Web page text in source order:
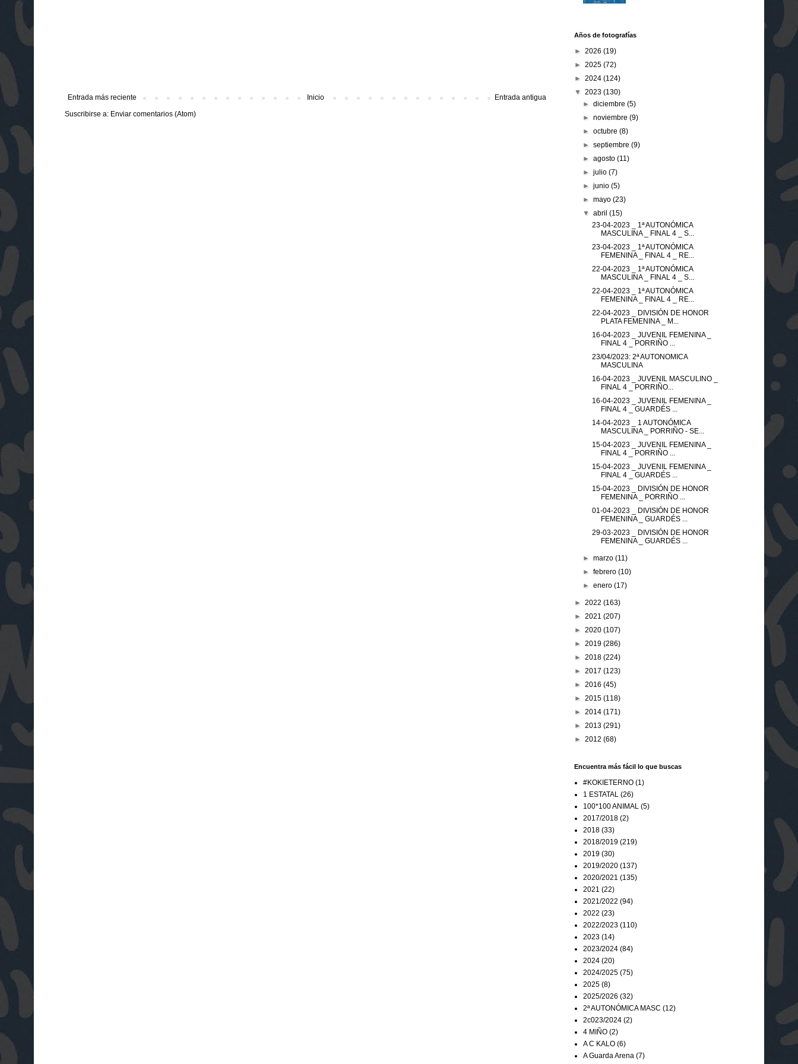
Entrada más reciente Entrada antigua
Inicio
Suscribirse a: Enviar comentarios (Atom)
Años de fotografías
► 2026 (19)
► 2025 (72)
► 2024 (124)
▼ 2023 (130)
►diciembre(5)
►noviembre(9)
►octubre(8)
►septiembre(9)
►agosto(11)
►julio(7)
►junio(5)
►mayo(23)
▼abril(15)
23-04-2023 _ 1ª AUTONÓMICA
MASCULINA _ FINAL 4 _ S...
23-04-2023 _ 1ª AUTONÓMICA
FEMENINA _ FINAL 4 _ RE...
22-04-2023 _ 1ª AUTONÓMICA
MASCULINA _ FINAL 4 _ S...
22-04-2023 _ 1ª AUTONÓMICA
FEMENINA _ FINAL 4 _ RE...
22-04-2023 _ DIVISIÓN DE HONOR
PLATA FEMENINA _ M...
16-04-2023 _ JUVENIL FEMENINA _
FINAL 4 _ PORRIÑO ...
23/04/2023: 2ª AUTONOMICA
MASCULINA
16-04-2023 _ JUVENIL MASCULINO _
FINAL 4 _ PORRIÑO...
16-04-2023 _ JUVENIL FEMENINA _
FINAL 4 _ GUARDÉS ...
14-04-2023 _ 1 AUTONÓMICA
MASCULINA _ PORRIÑO - SE...
15-04-2023 _ JUVENIL FEMENINA _
FINAL 4 _ PORRIÑO ...
15-04-2023 _ JUVENIL FEMENINA _
FINAL 4 _ GUARDÉS ...
15-04-2023 _ DIVISIÓN DE HONOR
FEMENINA _ PORRIÑO ...
01-04-2023 _ DIVISIÓN DE HONOR
FEMENINA _ GUARDÉS ...
29-03-2023 _ DIVISIÓN DE HONOR
FEMENINA _ GUARDÉS ...
►marzo(11)
►febrero(10)
►enero(17)
► 2022 (163)
► 2021 (207)
► 2020 (107)
► 2019 (286)
► 2018 (224)
► 2017 (123)
► 2016 (45)
► 2015 (118)
► 2014 (171)
► 2013 (291)
► 2012 (68)
Encuentra más fácil lo que buscas
#KOKIETERNO (1)
1 ESTATAL (26)
100*100 ANIMAL (5)
2017/2018 (2)
2018 (33)
2018/2019 (219)
2019 (30)
2019/2020 (137)
2020/2021 (135)
2021 (22)
2021/2022 (94)
2022 (23)
2022/2023 (110)
2023 (14)
2023/2024 (84)
2024 (20)
2024/2025 (75)
2025 (8)
2025/2026 (32)
2ª AUTONÓMICA MASC (12)
2c023/2024 (2)
4 MIÑO (2)
A C KALO (6)
A Guarda Arena (7)